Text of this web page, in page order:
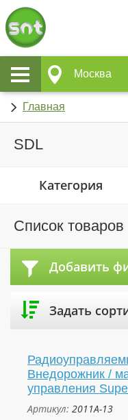
Москва
Главная
SDL
Категория
Список товаров
Добавить
Задать
Внедорожник /
управления
Артикул: 2011A-13